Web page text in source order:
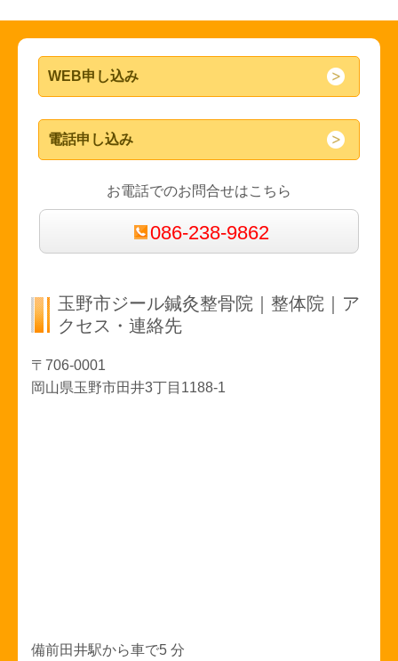
WEB申し込み
電話申し込み
お電話でのお問合せはこちら
086-238-9862
玉野市ジール鍼灸整骨院｜整体院｜ア
クセス・連絡先
〒706-0001
岡山県玉野市田井3丁目1188-1
備前田井駅から車で5 分